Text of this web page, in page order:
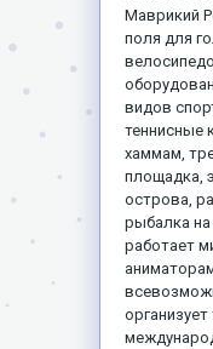
Маврикий
поля для
видов
теннисные
хаммам,
площадка,
острова,
рыбалка на
работает